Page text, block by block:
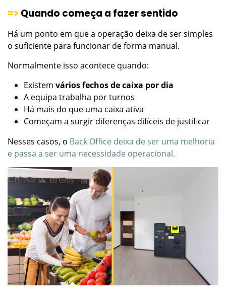
=> Quando começa a fazer sentido
Há um ponto em que a operação deixa de ser simples
o suficiente para funcionar de forma manual.
Normalmente isso acontece quando:
Existem vários fechos de caixa por dia
A equipa trabalha por turnos
Há mais do que uma caixa ativa
Começam a surgir diferenças difíceis de justificar
Nesses casos, o Back Office deixa de ser uma melhoria
e passa a ser uma necessidade operacional.